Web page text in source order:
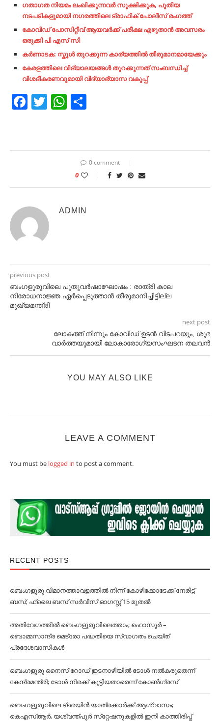
ഗതാഗത നിയമം ലംഖിക്കുന്നവർ സൂക്ഷിക്കുക, പുതിയ
നടപടികളുമായി നഗരത്തിലെ ട്രാഫിക് പോലീസ് രംഗത്ത്
കോവിഡ് പോസിറ്റീവ് ആയവർക്ക് പരീക്ഷ എഴുതാൻ അവസരം
ഒരുക്കി പി എസ് സി
കർണാടക: സ്കൂൾ തുറക്കുന്ന കാര്യത്തിൽ തീരുമാനമായേക്കും
കേരളത്തിലെ വിദ്യാലയങ്ങള്‍ തുറക്കുന്നത് സംബന്ധിച്ച്‌
വിശദീകരണവുമായി വിദ്യാഭ്യാസ വകുപ്പ്
Facebook
TwitterWhatsApp
0 comment
0
ADMIN
previous post
ബംഗളുരുവിലെ പുതുവർഷാഘോഷം : രാത്രി കാല
നിരോധനാജ്ഞ ഏർപ്പെടുത്താൻ തീരുമാനിച്ചിട്ടില്ല
മുഖ്യമന്ത്രി
next post
ലോകത്ത് നിന്നും കോവിഡ് ഉടന്‍ വിടപറയും; ശുഭ
വാര്‍ത്തയുമായി ലോകാരോഗ്യസംഘടന തലവന്‍
YOU MAY ALSO LIKE
LEAVE A COMMENT
You must be logged in to post a comment.
RECENT POSTS
ബെംഗളൂരു വിമാനത്താവളത്തില്‍ നിന്ന് കോഴിക്കോടേക്ക് നേരിട്ട്
ബസ്; ഫ്ലൈ ബസ് സര്‍വീസ് ഓഗസ്റ്റ് 15 മുതല്‍
അതിവേഗത്തില്‍ ബെംഗളൂരുവിലെത്താം; ഹൊസൂര്‍ –
ബൊമ്മസാന്ദ്ര മെട്രോ പദ്ധതിയെ സ്വാഗതം ചെയ്ത്
പ്രദേശവാസികള്‍
ബെംഗളൂരു നൈസ് റോഡ് ഇടനാഴിയില്‍ ടോള്‍ നല്‍കരുതെന്ന്
കേന്ദ്രമന്ത്രി; ടോള്‍ നിരക്ക് കൂട്ടിയതാരെന്ന് കോണ്‍ഗ്രസ്
ബെംഗളൂരുവിലെ ട്രെയിൻ യാത്രക്കാര്‍ക്ക് ആശ്വാസം;
കെഎസ്‌ആര്‍, യശ്വന്ത്പൂര്‍ സ്‌റ്റേഷനുകളില്‍ ഇനി കാത്തിരിപ്പ്